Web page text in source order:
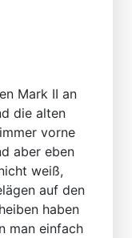
Mark II an
die alten
vorne
aber eben
weiß,
auf den
haben
man einfach